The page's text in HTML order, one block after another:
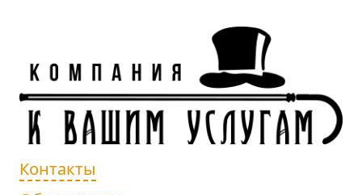
Контакты